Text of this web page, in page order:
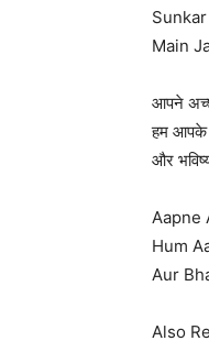
Main
आपने अच्छे
हम आपके
और
Aapne
Hum
Aur
Also